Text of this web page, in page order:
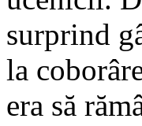
surprind
la
era să